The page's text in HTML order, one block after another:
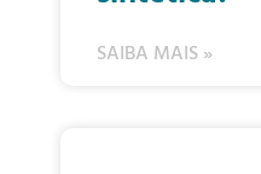
SAIBA MAIS »